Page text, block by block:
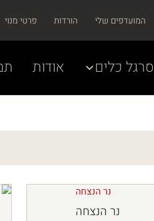
המועדפים שלי הורדות פרטי מנוי
סרגל כלים אודות
נר הנצחה